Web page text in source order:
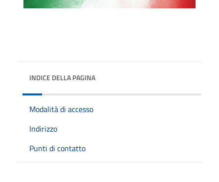
INDICE DELLA PAGINA
Modalità di accesso
Indirizzo
Punti di contatto